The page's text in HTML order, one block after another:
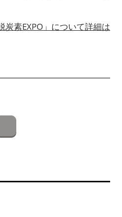
炭素EXPO」について詳細は
link